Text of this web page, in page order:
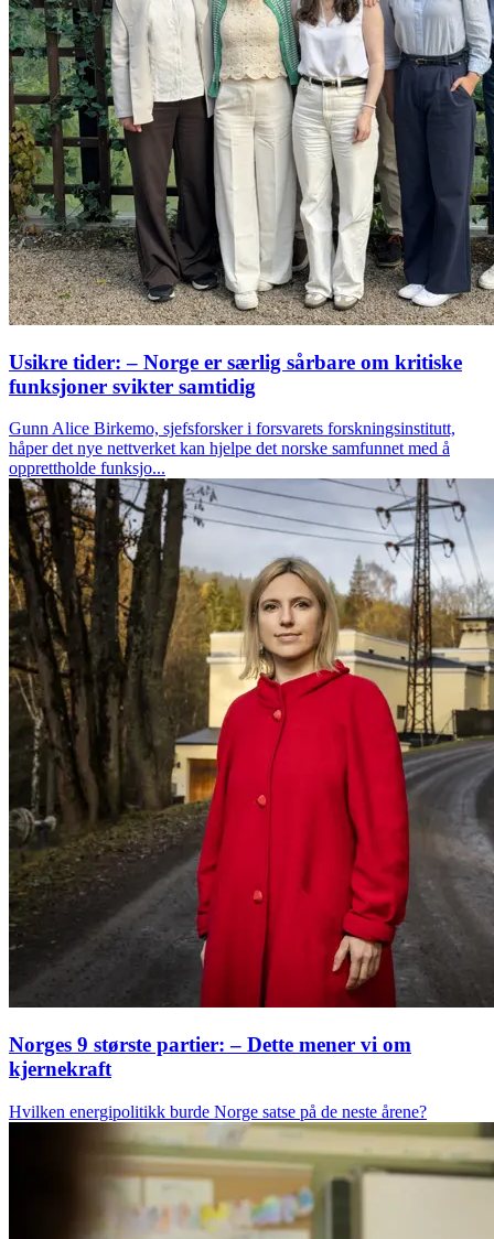
Usikre tider: – Norge er særlig sårbare om kritiske
funksjoner svikter samtidig
Gunn Alice Birkemo, sjefsforsker i forsvarets forskningsinstitutt,
håper det nye nettverket kan hjelpe det norske samfunnet med å
opprettholde funksjo...
Norges 9 største partier: – Dette mener vi om
kjernekraft
Hvilken energipolitikk burde Norge satse på de neste årene?